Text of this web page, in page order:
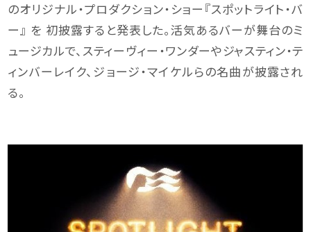
のオリジナル・プロダクション・ショー『スポットライト・バ
ー』 を 初披露すると発表した。活気あるバーが舞台のミ
ュージカルで、スティーヴィー・ワンダーやジャスティン・テ
ィンバーレイク、ジョージ・マイケルらの名曲が披露され
る。